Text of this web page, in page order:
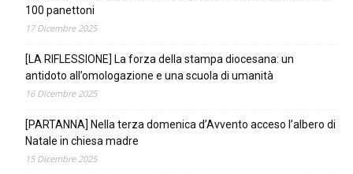
100 panettoni
17 Dicembre 2025
[LA RIFLESSIONE] La forza della stampa diocesana: un
antidoto all’omologazione e una scuola di umanità
16 Dicembre 2025
[PARTANNA] Nella terza domenica d’Avvento acceso l’albero di
Natale in chiesa madre
15 Dicembre 2025